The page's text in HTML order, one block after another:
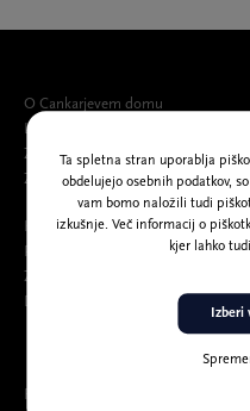
O Cankarjevem domu
Ljudje
Zgodovina
Združenja, partnerji, pokrovitelji in
Katalog informacij javnega značaja
Politika varovanja osebnih podatkov
Zaščita prijaviteljev
Dostop osebam s posebnimi
Ta spletna stran uporablja
obdelujejo osebnih podatkov,
vam bomo naložili tudi
izkušnje. Več informacij o
kjer lahko
Izberi